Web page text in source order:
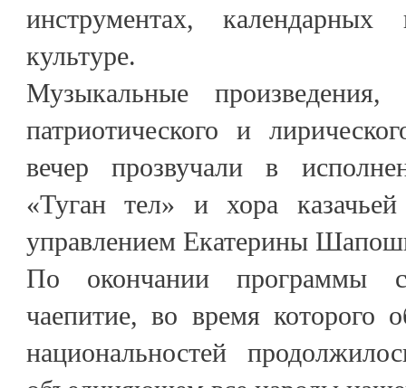
инструментах, календарных
культуре.
Музыкальные
патриотического и
вечер прозвучали в
«Туган тел» и хора
управлением Екатерины
По окончании программы
чаепитие, во время которого
национальностей